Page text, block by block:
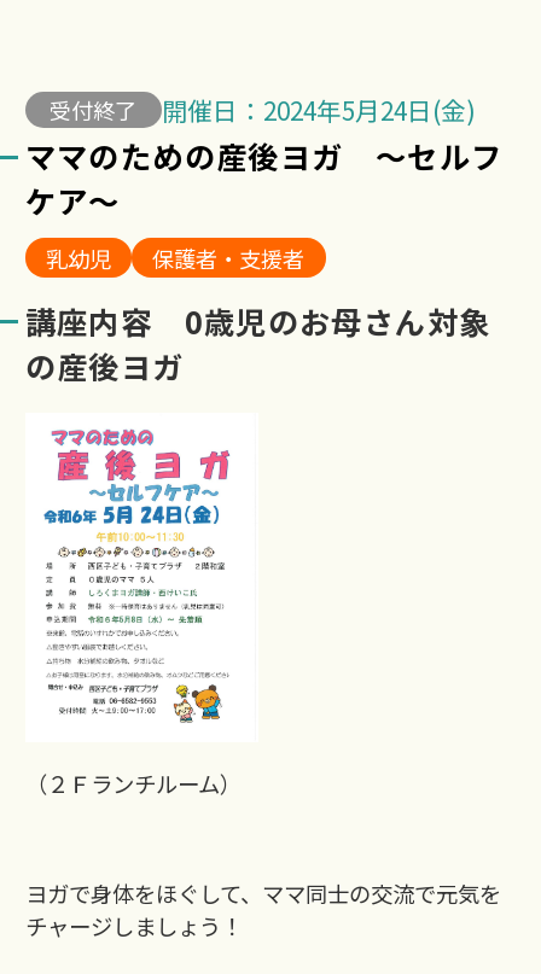
受付終了 開催日：2024年5月24日(金)
ママのための産後ヨガ ～セルフ
ケア～
乳幼児 保護者・支援者
講座内容 0歳児のお母さん対象
の産後ヨガ
（２Ｆランチルーム）
ヨガで身体をほぐして、ママ同士の交流で元気を
チャージしましょう！